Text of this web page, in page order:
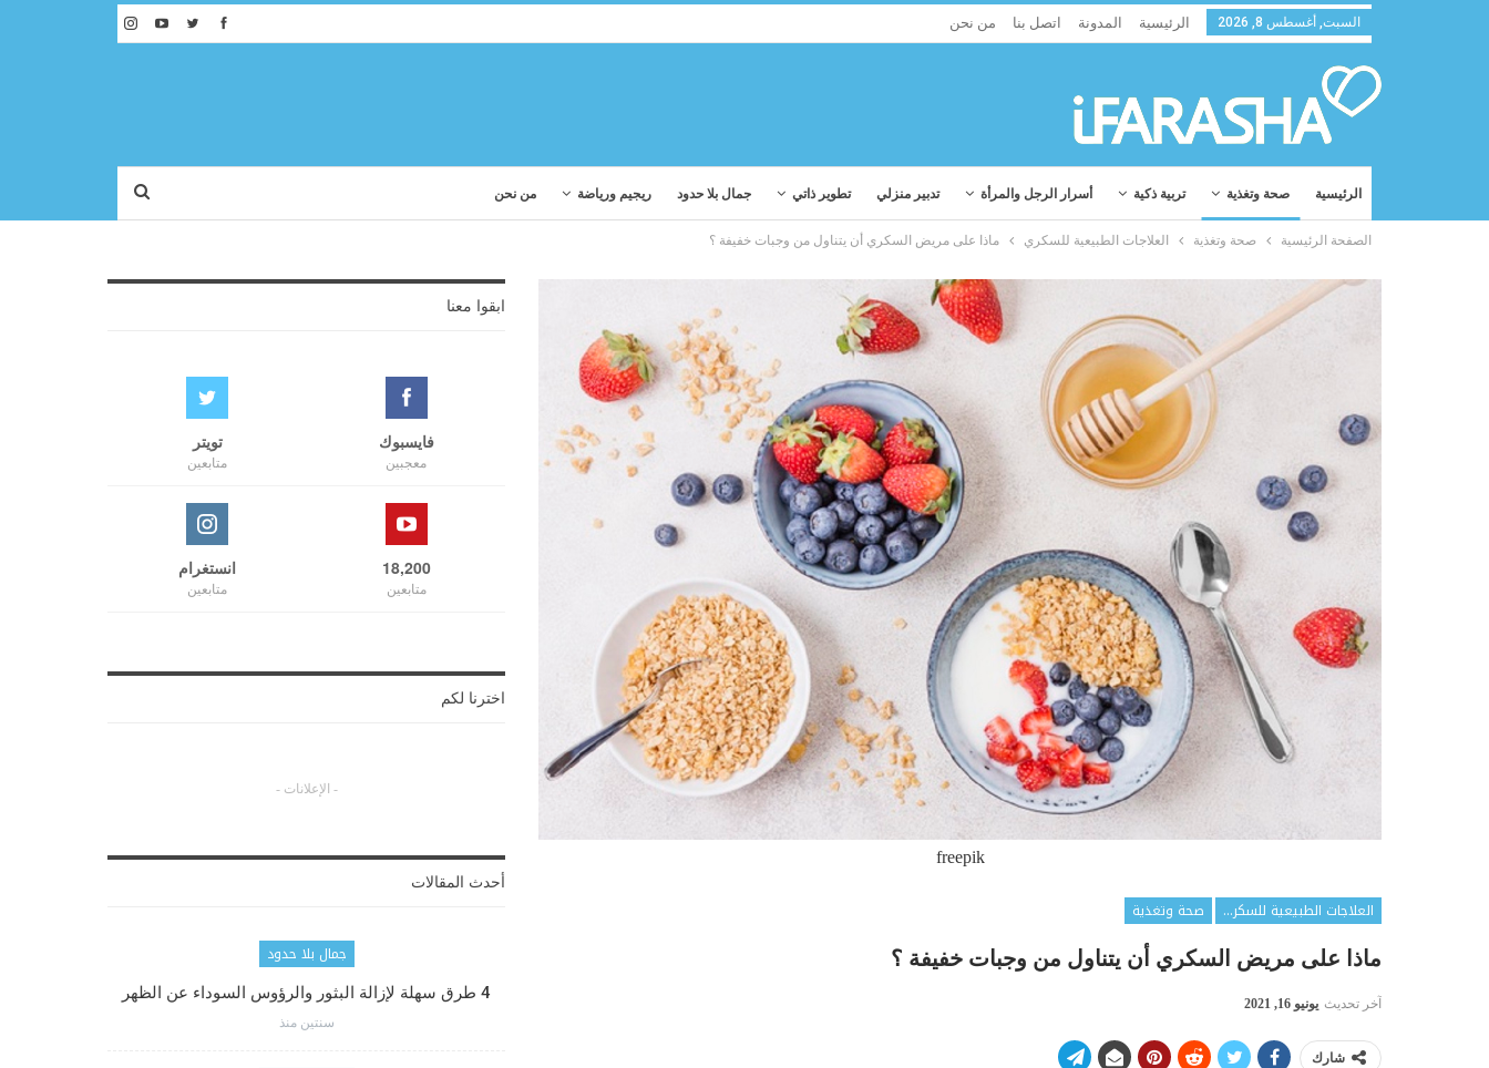
السبت, أغسطس 8, 2026 الرئيسية المدونة اتصل بنا من نحن
الرئيسية صحة وتغذية تربية ذكية أسرار الرجل والمرأة تدبير منزلي تطوير ذاتي جمال بلا حدود ريجيم ورياضة من نحن
الصفحة الرئيسية صحة وتغذية العلاجات الطبيعية للسكري ماذا على مريض السكري أن يتناول من وجبات خفيفة ؟
freepik
العلاجات الطبيعية للسكري
صحة وتغذية
ماذا على مريض السكري أن يتناول من وجبات خفيفة ؟
آخر تحديث يونيو 16, 2021
شارك
ابقوا معنا
فايسبوك
معجبين
تويتر
متابعين
18,200
متابعين
انستغرام
متابعين
اخترنا لكم
- الإعلانات -
أحدث المقالات
جمال بلا حدود
4 طرق سهلة لإزالة البثور والرؤوس السوداء عن الظهر
سنتين منذ